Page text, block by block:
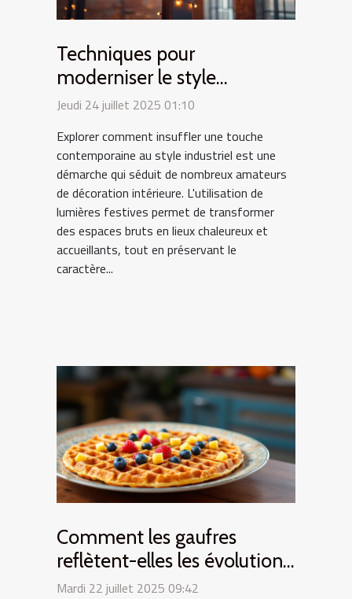
Techniques pour
moderniser le style
industriel avec des lumières
Jeudi 24 juillet 2025 01:10
Explorer comment insuffler une touche
contemporaine au style industriel est une
démarche qui séduit de nombreux amateurs
de décoration intérieure. L'utilisation de
lumières festives permet de transformer
des espaces bruts en lieux chaleureux et
accueillants, tout en préservant le
caractère...
Comment les gaufres
reflètent-elles les évolutions
culturelles ?
Mardi 22 juillet 2025 09:42